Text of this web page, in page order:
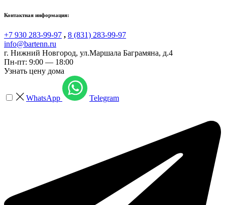
Контактная информация:
+7 930 283-99-97 , 8 (831) 283-99-97
info@bartenn.ru
г. Нижний Новгород, ул.Маршала Баграмяна, д.4
Пн-пт: 9:00 — 18:00
Узнать цену дома
WhatsApp Telegram